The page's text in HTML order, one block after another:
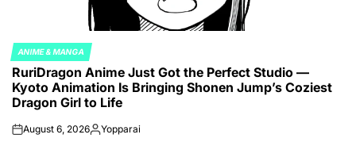
POSTED
IN
ANIME & MANGA
RuriDragon Anime Just Got the Perfect Studio —
Kyoto Animation Is Bringing Shonen Jump’s Coziest
Dragon Girl to Life
onAugust 6, 2026Posted
Yopparai